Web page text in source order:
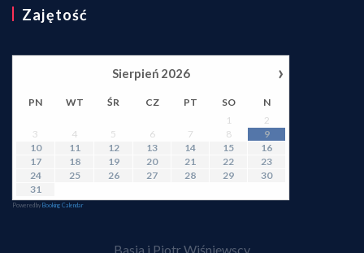
Zajętość
›
Sierpień 2026
PN WT ŚR CZ PT SO
N
1
2
3
4 5 6 7 8
9
10
11 12 13 14 15
16
17
18 19 20 21 22
23
24
25 26 27 28 29
30
31
Powered by Booking Calendar
Basia i Piotr Wiśniewscy